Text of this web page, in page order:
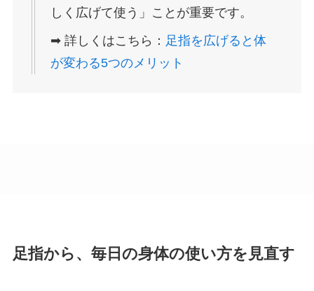
しく広げて使う」ことが重要です。
➡ 詳しくはこちら： 足指を広げると体
が変わる5つのメリット
足指から、毎日の身体の使い方を見直す